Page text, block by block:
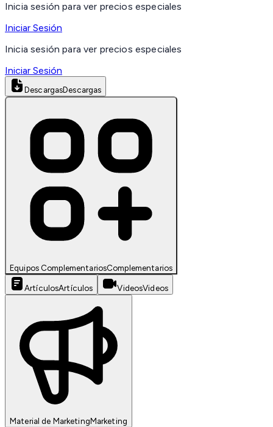
Inicia sesión para ver precios especiales
Iniciar Sesión
Inicia sesión para ver precios especiales
Iniciar Sesión
DescargasDescargas
Equipos ComplementariosComplementarios
ArtículosArtículos VideosVideos
Material de MarketingMarketing